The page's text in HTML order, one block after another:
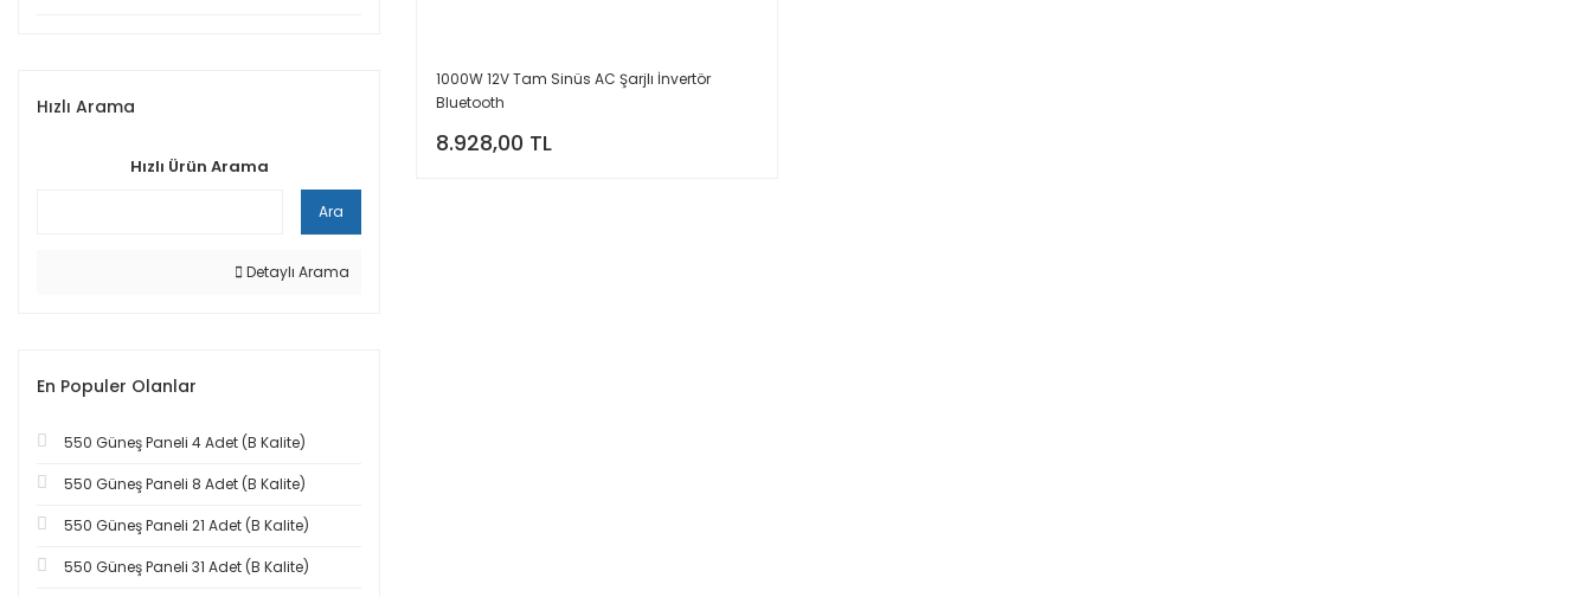
Hızlı Arama
Hızlı Ürün Arama
Ara
Detaylı Arama
En Populer Olanlar
550 Güneş Paneli 4 Adet (B Kalite)
550 Güneş Paneli 8 Adet (B Kalite)
550 Güneş Paneli 21 Adet (B Kalite)
550 Güneş Paneli 31 Adet (B Kalite)
1000W 12V Tam Sinüs AC Şarjlı İnvertör
Bluetooth
8.928,00 TL